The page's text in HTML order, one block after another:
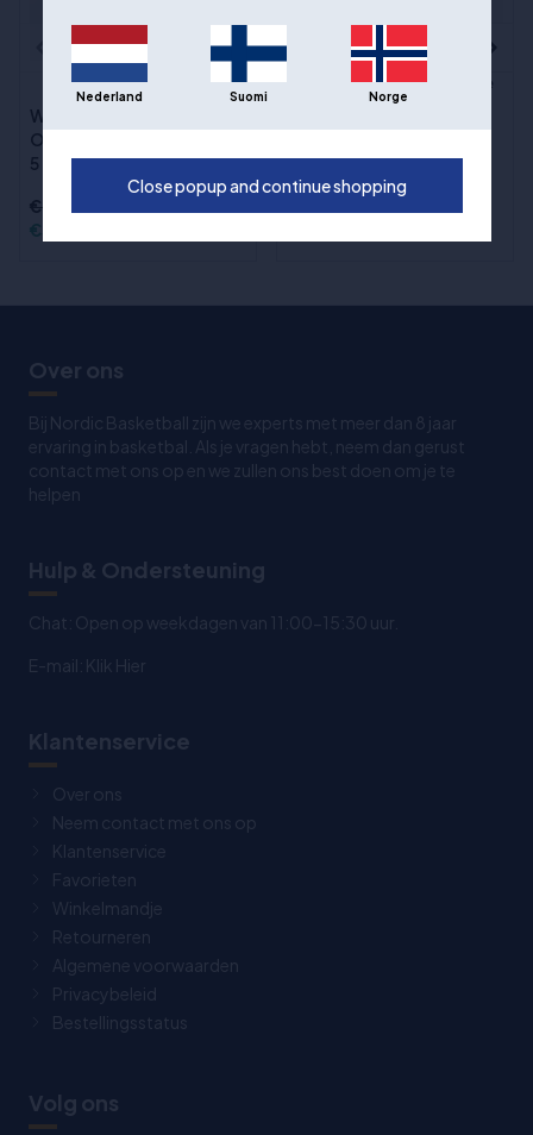
(11)
Wilson Official NBA
Outdoor Basketbal maat
5
€46,00
€33,00
Wilson NBA Team Tribute
Basketbal - Orlando
Magic - maat 7
Over ons
Bij Nordic Basketball zijn we experts met meer dan 8 jaar
ervaring in basketbal. Als je vragen hebt, neem dan gerust
contact met ons op en we zullen ons best doen om je te
helpen
Hulp & Ondersteuning
Chat: Open op weekdagen van 11:00-15:30 uur.
E-mail: Klik Hier
Klantenservice
Over ons
Neem contact met ons op
Klantenservice
Favorieten
Winkelmandje
Retourneren
Algemene voorwaarden
Privacybeleid
Bestellingsstatus
Volg ons
Nederland Suomi Norge
Close popup and continue shopping